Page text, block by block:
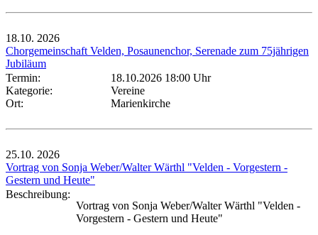
18.10. 2026
Chorgemeinschaft Velden, Posaunenchor, Serenade zum 75jährigen
Jubiläum
Termin:
18.10.2026 18:00 Uhr
Kategorie:
Vereine
Ort:
Marienkirche
25.10. 2026
Vortrag von Sonja Weber/Walter Wärthl "Velden - Vorgestern -
Gestern und Heute"
Beschreibung:
Vortrag von Sonja Weber/Walter Wärthl "Velden -
Vorgestern - Gestern und Heute"